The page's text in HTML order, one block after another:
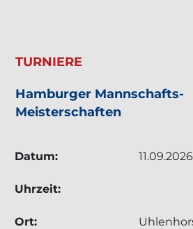
TERMIN: TURNIERE -
TURNIERE
Hamburger Mannschafts-
Meisterschaften
Datum:
Uhrzeit:
Ort: